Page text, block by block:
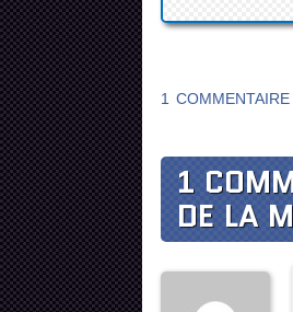
1 COMMENTAIRE
1
DE LA